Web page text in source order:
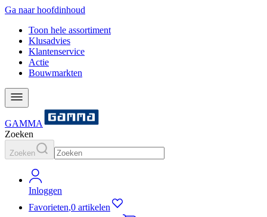
Ga naar hoofdinhoud
Toon hele assortiment
Klusadvies
Klantenservice
Actie
Bouwmarkten
GAMMA
Zoeken
Zoeken
Inloggen
Favorieten,0 artikelen